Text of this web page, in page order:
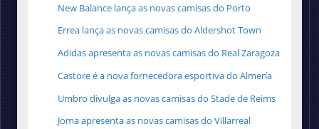
New Balance lança as novas camisas do Porto
Errea lança as novas camisas do Aldershot Town
Adidas apresenta as novas camisas do Real Zaragoza
Castore é a nova fornecedora esportiva do Almería
Umbro divulga as novas camisas do Stade de Reims
Joma apresenta as novas camisas do Villarreal